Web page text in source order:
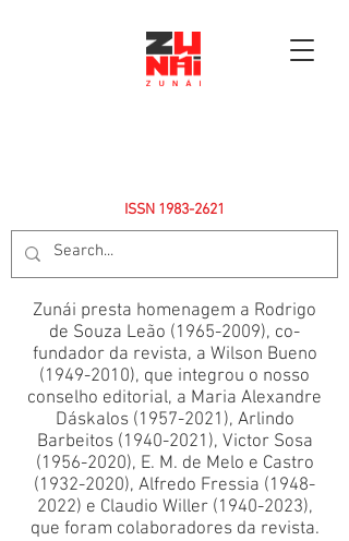
ISSN 1983-2621
Zunái presta homenagem a Rodrigo
de Souza Leão (1965-2009), co-
fundador da revista, a Wilson Bueno
(1949-2010), que integrou o nosso
conselho editorial, a Maria Alexandre
Dáskalos (1957-2021), Arlindo
Barbeitos (1940-2021), Victor Sosa
(1956-2020), E. M. de Melo e Castro
(1932-2020), Alfredo Fressia (1948-
2022) e Claudio Willer (1940-2023),
que foram colaboradores da revista.